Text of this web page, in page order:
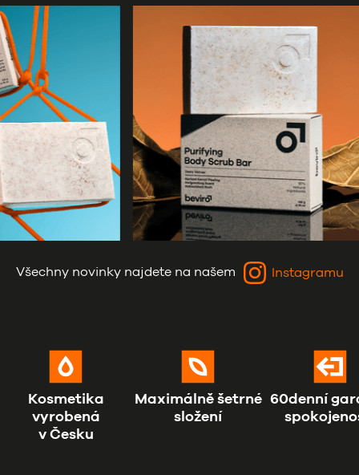
Všechny novinky najdete na našem Instagramu
Kosmetika
vyrobená
v Česku
Maximálně šetrné
složení
60denní